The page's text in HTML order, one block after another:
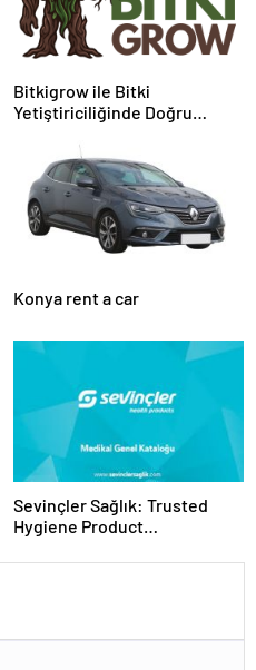
Bitkigrow ile Bitki
Yetiştiriciliğinde Doğru
Konya rent a car
Sevinçler Sağlık: Trusted
Hygiene Product